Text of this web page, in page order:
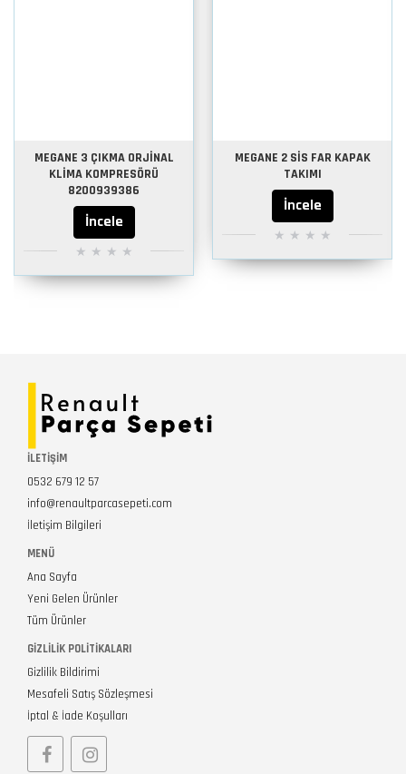
MEGANE 3 ÇIKMA ORJİNAL
KLİMA KOMPRESÖRÜ
8200939386
İncele
MEGANE 2 SİS FAR KAPAK
TAKIMI
İncele
İLETİŞİM
0532 679 12 57
info@renaultparcasepeti.com
İletişim Bilgileri
MENÜ
Ana Sayfa
Yeni Gelen Ürünler
Tüm Ürünler
GIZLILIK POLITIKALARI
Gizlilik Bildirimi
Mesafeli Satış Sözleşmesi
İptal & İade Koşulları